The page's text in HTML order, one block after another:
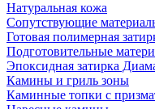
Натуральная кожа
Сопутствующие
Готовая полимерная
Подготовительные
Эпоксидная затирка
Камины и гриль зоны
Каминные топки с